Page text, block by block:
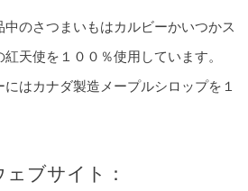
のさつまいもはカルビーかいつかス
天使を１００％使用しています。
はカナダ製造メープルシロップを１
ブサイト：